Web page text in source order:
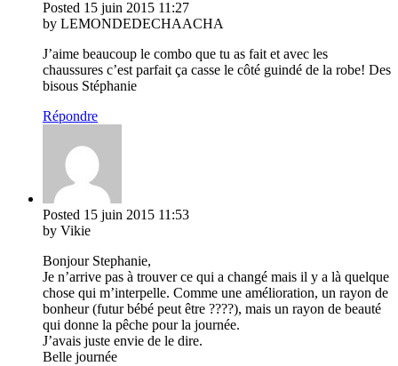
Posted 15 juin 2015 11:27
by LEMONDEDECHAACHA
J’aime beaucoup le combo que tu as fait et avec les
chaussures c’est parfait ça casse le côté guindé de la robe! Des
bisous Stéphanie
Répondre
Posted 15 juin 2015 11:53
by Vikie
Bonjour Stephanie,
Je n’arrive pas à trouver ce qui a changé mais il y a là quelque
chose qui m’interpelle. Comme une amélioration, un rayon de
bonheur (futur bébé peut être ????), mais un rayon de beauté
qui donne la pêche pour la journée.
J’avais juste envie de le dire.
Belle journée